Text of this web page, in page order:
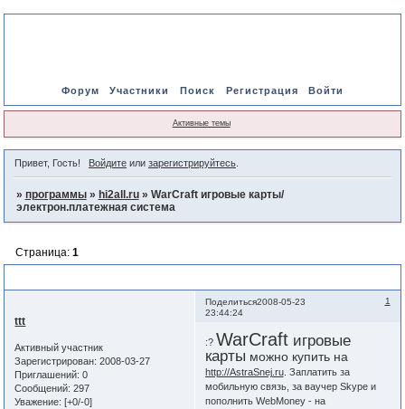
Форум Участники Поиск Регистрация Войти
Активные темы
Привет, Гость! Войдитеили зарегистрируйтесь.
» программы » hi2all.ru » WarCraft игровые карты/
электрон.платежная система
Страница: 1
Поделиться 1
2008-05-23
23:44:24
ttt
Активный участник
Зарегистрирован: 2008-03-27
Приглашений: 0
Сообщений: 297
Уважение: [+0/-0]
:? WarCraftигровые
карты можно купить на
http://AstraSnej.ru. Заплатить за
мобильную связь, за ваучер Skype и
пополнить WebMoney - на